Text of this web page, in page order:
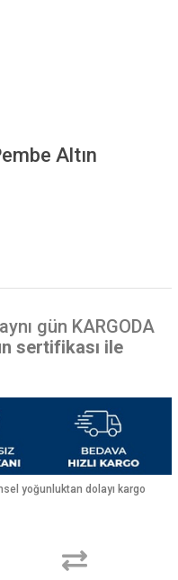
Altın
gün KARGODA
sertifikası ile
yoğunluktan dolayı kargo